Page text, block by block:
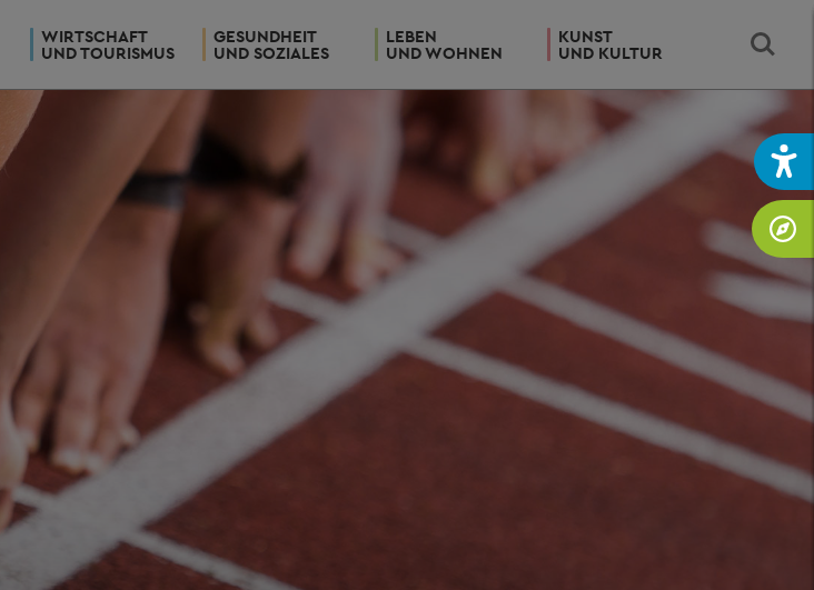
WIRTSCHAFT
UND TOURISMUS
GESUNDHEIT
UND SOZIALES
LEBEN
UND WOHNEN
KUNST
UND KULTUR